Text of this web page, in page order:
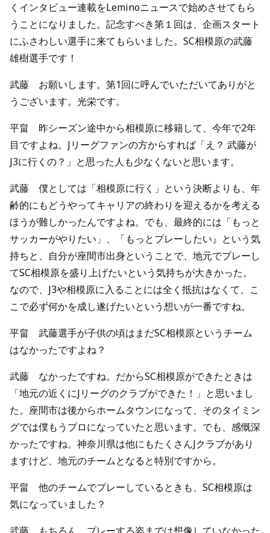
くインタビュー連載をLeminoニュースで始めさせてもら
うことになりました。記念すべき第１回は、企画スタート
にふさわしい選手に来てもらいました。SC相模原の武藤
雄樹選手です！
武藤 お願いします。第1回に呼んでいただいてありがと
うございます。光栄です。
平畠 昨シーズン途中から相模原に移籍して、今年で2年
目ですよね。Jリーグファンの方からすれば「え？ 武藤が
J3に行くの？」と思った人も少なくないと思います。
武藤 僕としては「相模原に行く」という決断よりも、年
齢的にもどうやってキャリアの終わりを迎えるかを考える
ほうが難しかったんですよね。でも、最終的には「もっと
サッカーがやりたい」、「もっとプレーしたい』という気
持ちと、自分が座間市出身ということで、地元でプレーし
てSC相模原を盛り上げたいという気持ちが大きかった。
なので、J3や相模原に入ることには全く抵抗はなくて、こ
こで必ず何かを成し遂げたいという想いが一番ですね。
平畠 武藤選手が子供の頃はまだSC相模原というチーム
はなかったですよね？
武藤 なかったですね。だからSC相模原ができたときは
「地元の近くにJリーグのクラブができた！」と思いまし
た。座間市は後からホームタウンになって、そのタイミン
グでは僕もうプロになっていたと思います。でも、感慨深
かったですね。神奈川県は他にもたくさんJクラブがあり
ますけど、地元のチームとなると特別ですから。
平畠 他のチームでプレーしているときも、SC相模原は
気になっていました？